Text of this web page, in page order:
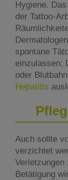
Hygiene.
der Tattoo-
spontane
einzulassen:
oder
Hepatitis
Auch sollte
verzichtet
Verletzungen
Betätigung